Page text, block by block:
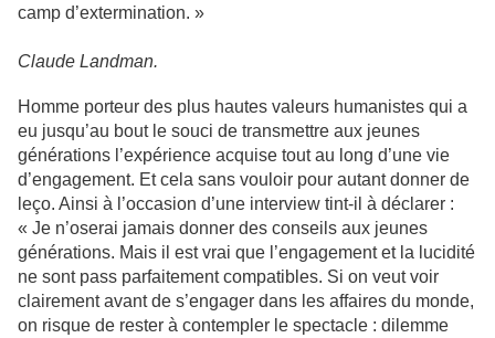
camp d’extermination. »
Claude Landman.
Homme porteur des plus hautes valeurs humanistes qui a
eu jusqu’au bout le souci de transmettre aux jeunes
générations l’expérience acquise tout au long d’une vie
d’engagement. Et cela sans vouloir pour autant donner de
leço. Ainsi à l’occasion d’une interview tint-il à déclarer :
« Je n’oserai jamais donner des conseils aux jeunes
générations. Mais il est vrai que l’engagement et la lucidité
ne sont pass parfaitement compatibles. Si on veut voir
clairement avant de s’engager dans les affaires du monde,
on risque de rester à contempler le spectacle : dilemme